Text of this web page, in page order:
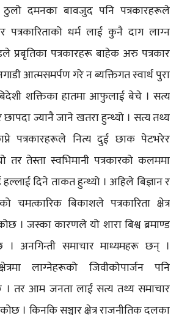
ठुलो दमनका बावजुद पनि पत्रकारहरूले
धर्म लाई कुनै दाग लाग्‍न
प्रबृतिका पत्रकारहरू बाहेक अरु पत्रकार
आत्मसमर्पण गरे न ब्यक्तिगत स्वार्थ पुरा
शक्तिका हातमा आफुलाई बेचे । सत्य
ज्यानै जाने खतरा हुन्थ्यो । सत्य तथ्य
पत्रकारहरूले नित्य दुई छाक पेटभरेर
तर तेस्ता स्वभिमानी पत्रकारको कलममा
हल्लाई दिने ताकत हुन्थ्यो । अहिले बिज्ञान र
चमत्कारिक बिकाशले पत्रकारिता क्षेत्र
। जस्का कारणले यो शारा बिश्व ब्रमाण्ड
अनगिन्ती समाचार माध्यमहरू छन् ।
लाग्‍नेहरूको जिवीकोपार्जन पनि
तर आम जनता लाई सत्य तथ्य समाचार
। किनकि सञ्चार क्षेत्र राजनीतिक दलका